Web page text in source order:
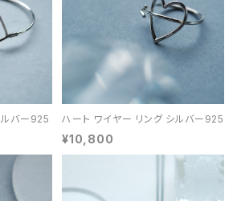
ルバー925 ハート ワイヤー リング シルバー925
¥10,800